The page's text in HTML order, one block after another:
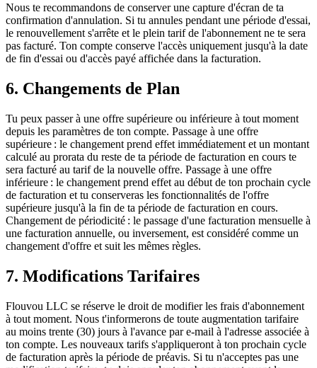
Nous te recommandons de conserver une capture d'écran de ta
confirmation d'annulation. Si tu annules pendant une période d'essai,
le renouvellement s'arrête et le plein tarif de l'abonnement ne te sera
pas facturé. Ton compte conserve l'accès uniquement jusqu'à la date
de fin d'essai ou d'accès payé affichée dans la facturation.
6. Changements de Plan
Tu peux passer à une offre supérieure ou inférieure à tout moment
depuis les paramètres de ton compte. Passage à une offre
supérieure : le changement prend effet immédiatement et un montant
calculé au prorata du reste de ta période de facturation en cours te
sera facturé au tarif de la nouvelle offre. Passage à une offre
inférieure : le changement prend effet au début de ton prochain cycle
de facturation et tu conserveras les fonctionnalités de l'offre
supérieure jusqu'à la fin de ta période de facturation en cours.
Changement de périodicité : le passage d'une facturation mensuelle à
une facturation annuelle, ou inversement, est considéré comme un
changement d'offre et suit les mêmes règles.
7. Modifications Tarifaires
Flouvou LLC se réserve le droit de modifier les frais d'abonnement
à tout moment. Nous t'informerons de toute augmentation tarifaire
au moins trente (30) jours à l'avance par e-mail à l'adresse associée à
ton compte. Les nouveaux tarifs s'appliqueront à ton prochain cycle
de facturation après la période de préavis. Si tu n'acceptes pas une